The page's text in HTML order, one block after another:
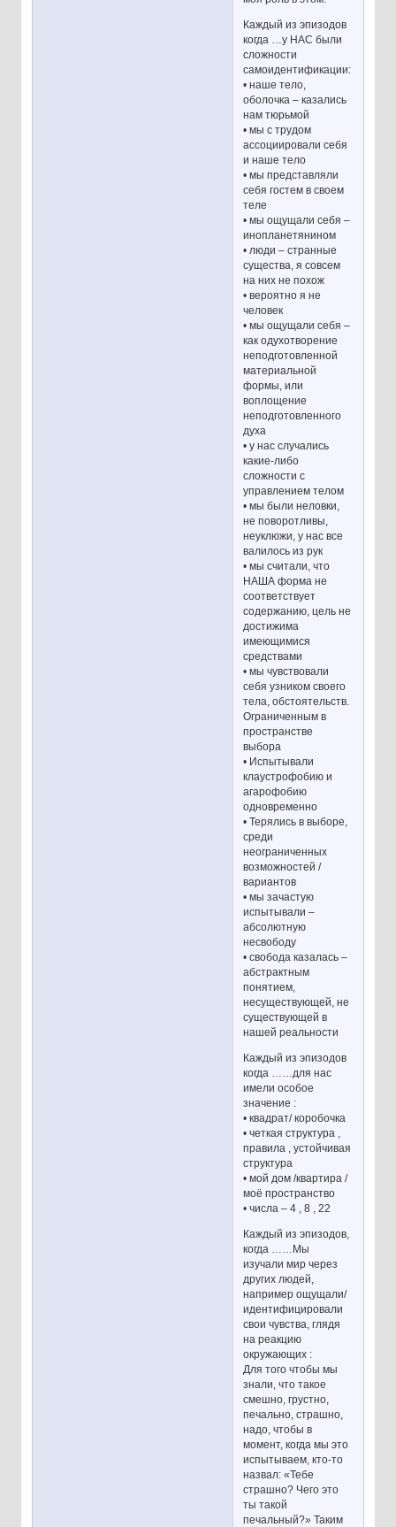
Каждый из эпизодов
когда …у НАС были
сложности
самоидентификации:
• наше тело,
оболочка – казались
нам тюрьмой
• мы с трудом
ассоциировали себя
и наше тело
• мы представляли
себя гостем в своем
теле
• мы ощущали себя –
инопланетянином
• люди – странные
существа, я совсем
на них не похож
• вероятно я не
человек
• мы ощущали себя –
как одухотворение
неподготовленной
материальной
формы, или
воплощение
неподготовленного
духа
• у нас случались
какие-либо
сложности с
управлением телом
• мы были неловки,
не поворотливы,
неуклюжи, у нас все
валилось из рук
• мы считали, что
НАША форма не
соответствует
содержанию, цель не
достижима
имеющимися
средствами
• мы чувствовали
себя узником своего
тела, обстоятельств.
Ограниченным в
пространстве
выбора
• Испытывали
клаустрофобию и
агарофобию
одновременно
• Терялись в выборе,
среди
неограниченных
возможностей /
вариантов
• мы зачастую
испытывали –
абсолютную
несвободу
• свобода казалась –
абстрактным
понятием,
несуществующей, не
существующей в
нашей реальности
Каждый из эпизодов
когда ……для нас
имели особое
значение :
• квадрат/ коробочка
• четкая структура ,
правила , устойчивая
структура
• мой дом /квартира /
моё пространство
• числа – 4 , 8 , 22
Каждый из эпизодов,
когда ……Мы
изучали мир через
других людей,
например ощущали/
идентифицировали
свои чувства, глядя
на реакцию
окружающих :
Для того чтобы мы
знали, что такое
смешно, грустно,
печально, страшно,
надо, чтобы в
момент, когда мы это
испытываем, кто-то
назвал: «Тебе
страшно? Чего это
ты такой
печальный?» Таким